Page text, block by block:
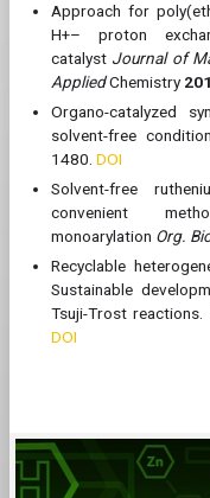
Approach for
H+– proton
catalyst Journal of
AppliedChemistry
Organo-​catalyzed
solvent-​free
1480. DOI
Solvent-​free
convenient
monoarylation Org.
Recyclable
Sustainable
Tsuji-​Trost reactions.
DOI